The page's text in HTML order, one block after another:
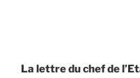
La lettre du chef de